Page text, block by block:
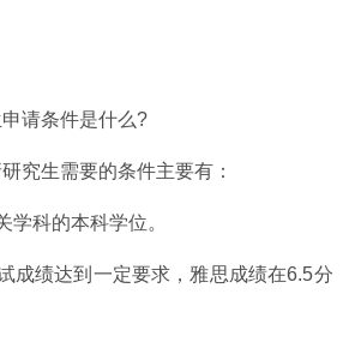
请条件是什么?
究生需要的条件主要有：
学科的本科学位。
成绩达到一定要求，雅思成绩在6.5分